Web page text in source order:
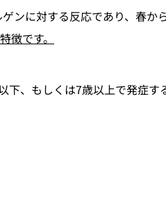
ンに対する反応であり、春か
徴です。
、もしくは7歳以上で発症す